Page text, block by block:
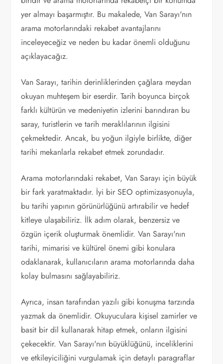
yer almayı başarmıştır. Bu makalede, Van Sarayı'nın
arama motorlarındaki rekabet avantajlarını
inceleyeceğiz ve neden bu kadar önemli olduğunu
açıklayacağız.
Van Sarayı, tarihin derinliklerinden çağlara meydan
okuyan muhteşem bir eserdir. Tarih boyunca birçok
farklı kültürün ve medeniyetin izlerini barındıran bu
saray, turistlerin ve tarih meraklılarının ilgisini
çekmektedir. Ancak, bu yoğun ilgiyle birlikte, diğer
tarihi mekanlarla rekabet etmek zorundadır.
Arama motorlarındaki rekabet, Van Sarayı için büyük
bir fark yaratmaktadır. İyi bir SEO optimizasyonuyla,
bu tarihi yapının görünürlüğünü artırabilir ve hedef
kitleye ulaşabiliriz. İlk adım olarak, benzersiz ve
özgün içerik oluşturmak önemlidir. Van Sarayı'nın
tarihi, mimarisi ve kültürel önemi gibi konulara
odaklanarak, kullanıcıların arama motorlarında daha
kolay bulmasını sağlayabiliriz.
Ayrıca, insan tarafından yazılı gibi konuşma tarzında
yazmak da önemlidir. Okuyuculara kişisel zamirler ve
basit bir dil kullanarak hitap etmek, onların ilgisini
çekecektir. Van Sarayı'nın büyüklüğünü, inceliklerini
ve etkileyiciliğini vurgulamak için detaylı paragraflar